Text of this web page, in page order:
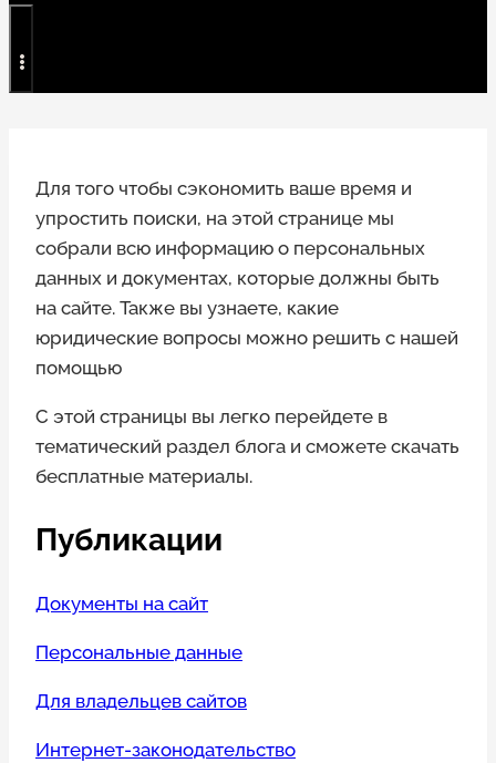
Для того чтобы сэкономить ваше время и
упростить поиски, на этой странице мы
собрали всю информацию о персональных
данных и документах, которые должны быть
на сайте. Также вы узнаете, какие
юридические вопросы можно решить с нашей
помощью
С этой страницы вы легко перейдете в
тематический раздел блога и сможете скачать
бесплатные материалы.
Публикации
Документы на сайт
Персональные данные
Для владельцев сайтов
Интернет-законодательство